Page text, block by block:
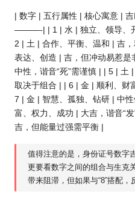
| 数字 | 五行属性 | 核心寓意
———-| | 1 | 水 | 独立、领导、
2 | 土 | 合作、平衡、温和 | 吉
表达、创造 | 吉，但冲动易惹是
中性，谐音“死”需谨慎 | | 5 | 土
取决于组合 | | 6 | 金 | 顺利、财
7 | 金 | 智慧、孤独、钻研 | 中
富、权力、成功 | 大吉，谐音“
吉，但能量过强需平衡 |
值得注意的是，身份证号数字
更要看数字之间的组合与生克
带来阻滞，但如果与“8”搭配，